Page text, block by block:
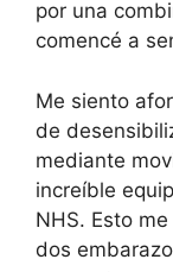
por una
comencé a
Me siento
de
mediante
increíble
NHS. Esto
dos